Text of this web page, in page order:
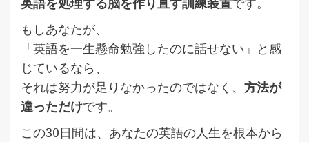
もしあなたが、
「英語を一生懸命勉強したのに話せない」と感
じているなら、
それは努力が足りなかったのではなく、 方法が
違っただけです。
この30日間は、あなたの英語の人生を根本から